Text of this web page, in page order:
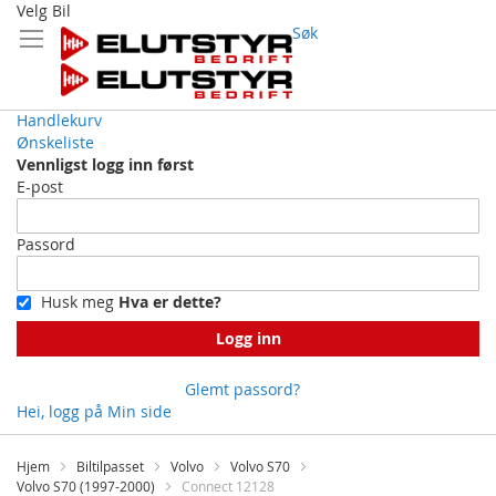
Velg Bil
Søk
Handlekurv
Ønskeliste
Vennligst logg inn først
E-post
Passord
Husk meg Hva er dette?
Logg inn
Glemt passord?
Hei, logg på Min side
Skip
Content
Hjem Biltilpasset Volvo
Volvo S70
Volvo S70 (1997-2000)
Connect 12128